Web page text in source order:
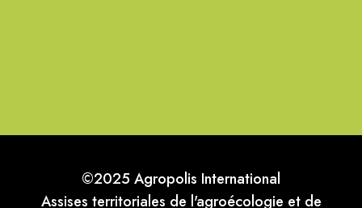
©2025 Agropolis International
Assises territoriales de l'agroécologie et de